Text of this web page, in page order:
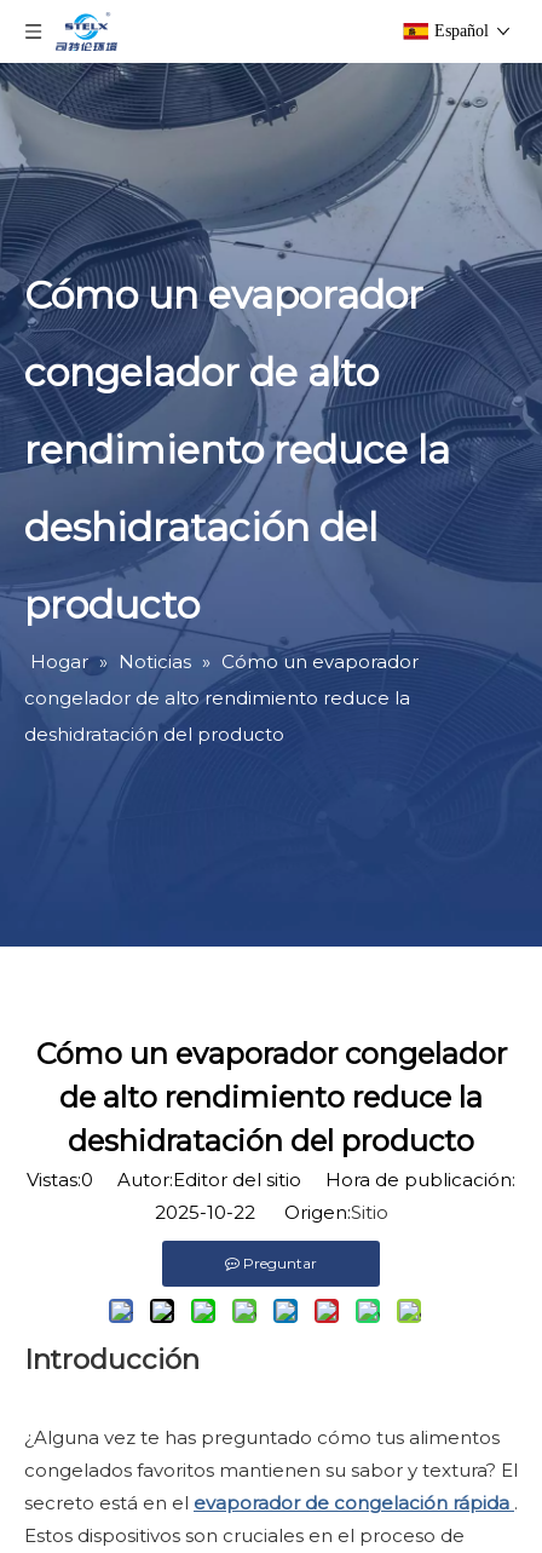
Español
Cómo un evaporador
congelador de alto
rendimiento reduce la
deshidratación del
producto
Hogar » Noticias » Cómo un evaporador
congelador de alto rendimiento reduce la
deshidratación del producto
Cómo un evaporador congelador
de alto rendimiento reduce la
deshidratación del producto
Vistas:0 Autor:Editor del sitio Hora de publicación:
2025-10-22 Origen:Sitio
Preguntar
Introducción
¿Alguna vez te has preguntado cómo tus alimentos
congelados favoritos mantienen su sabor y textura? El
secreto está en el evaporador de congelación rápida .
Estos dispositivos son cruciales en el proceso de